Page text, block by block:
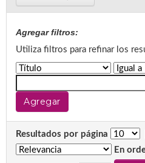
Agregar filtros:
Utiliza filtros para refinar los
Resultados por página
En